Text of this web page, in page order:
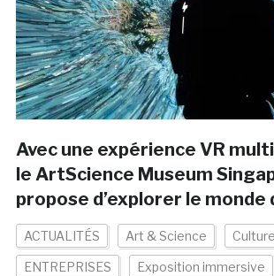
Avec une expérience VR
le ArtScience Museum
propose d’explorer le
ACTUALITÉS Art & Science
ENTREPRISES Exposition immersive